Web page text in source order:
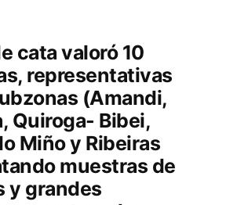
cata valoró 10
representativas
(Amandi,
Quiroga- Bibei,
Miño y Ribeiras
muestras de
y grandes